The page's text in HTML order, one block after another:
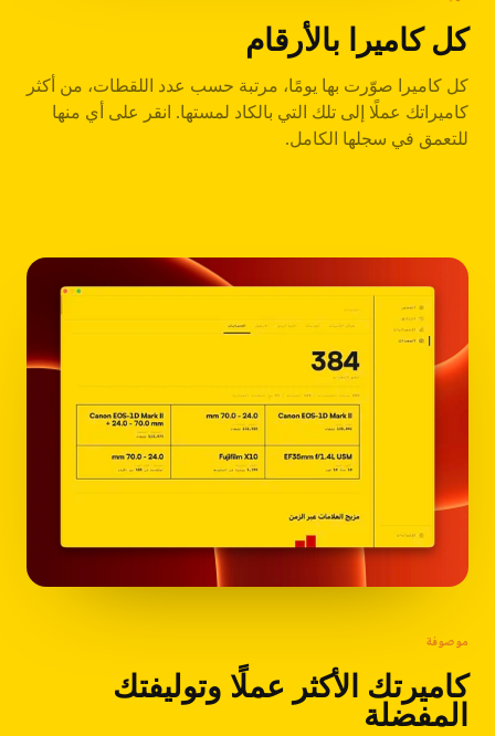
كل كاميرا بالأرقام
كل كاميرا صوّرت بها يومًا، مرتبة حسب عدد اللقطات، من أكثر
كاميراتك عملًا إلى تلك التي بالكاد لمستها. انقر على أي منها
للتعمق في سجلها الكامل.
موصوفة
كاميرتك الأكثر عملًا وتوليفتك
المفضلة